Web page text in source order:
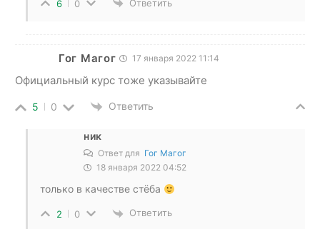
6 0 Ответить
Гог Магог 17 января 2022 11:14
Официальный курс тоже указывайте
5 0 Ответить
ник
Ответ для Гог Магог
18 января 2022 04:52
только в качестве стёба
2 0 Ответить